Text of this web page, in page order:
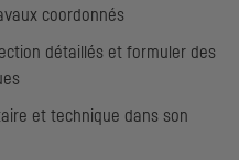
coordonnés
détaillés et formuler des
et technique dans son